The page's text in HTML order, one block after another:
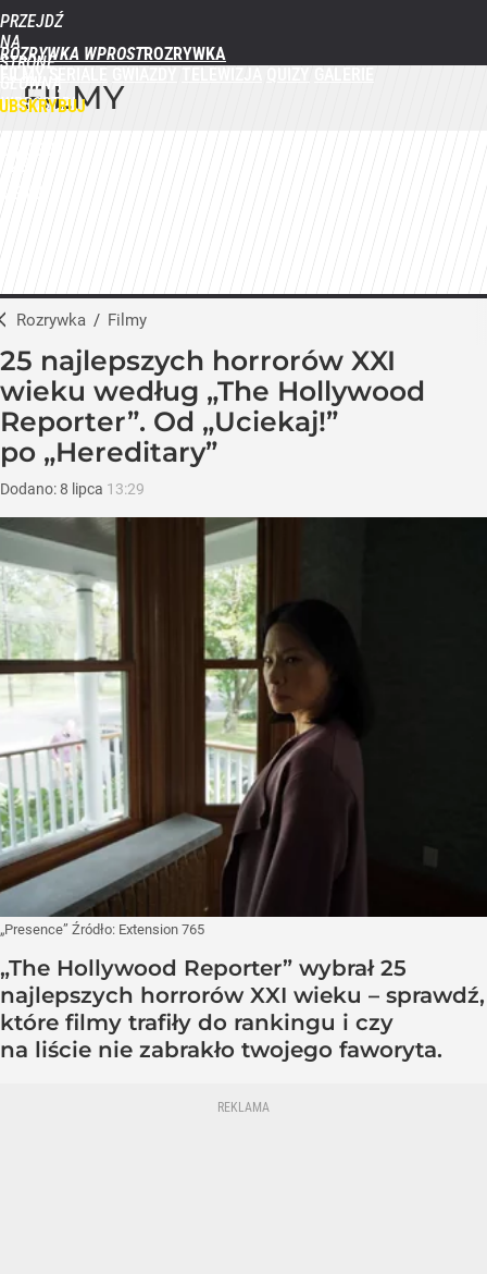
PRZEJDŹ
NA
STRONĘ
GŁÓWNĄ
WPROST.PL
ROZRYWKA WPROST
FILMY
Rozrywka / Filmy
25 najlepszych horrorów XXI
wieku według „The Hollywood
Reporter”. Od „Uciekaj!”
po „Hereditary”
Dodano:8 lipca 13:29
„Presence” Źródło: Extension 765
„The Hollywood Reporter” wybrał 25
najlepszych horrorów XXI wieku – sprawdź,
które filmy trafiły do rankingu i czy
na liście nie zabrakło twojego faworyta.